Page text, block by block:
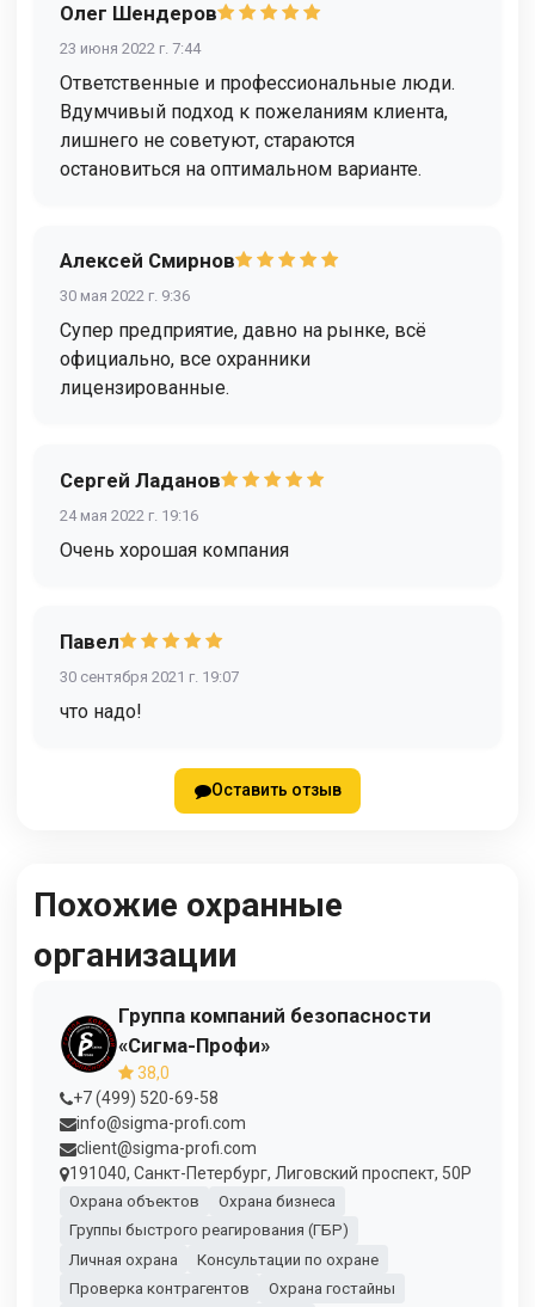
Олег Шендеров
23 июня 2022 г. 7:44
Ответственные и профессиональные люди.
Вдумчивый подход к пожеланиям клиента,
лишнего не советуют, стараются
остановиться на оптимальном варианте.
Алексей Смирнов
30 мая 2022 г. 9:36
Супер предприятие, давно на рынке, всё
официально, все охранники
лицензированные.
Сергей Ладанов
24 мая 2022 г. 19:16
Очень хорошая компания
Павел
30 сентября 2021 г. 19:07
что надо!
Оставить отзыв
Похожие охранные
организации
Группа компаний безопасности
«Сигма-Профи»
38,0
+7 (499) 520-69-58
info@sigma-profi.com
client@sigma-profi.com
191040, Санкт-Петербург, Лиговский проспект, 50Р
Охрана объектов
Охрана бизнеса
Группы быстрого реагирования (ГБР)
Личная охрана
Консультации по охране
Проверка контрагентов
Охрана гостайны